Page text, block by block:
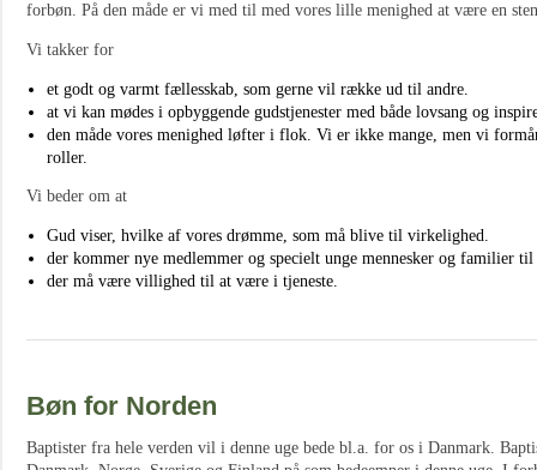
forbøn. På den måde er vi med til med vores lille menighed at være en
Vi takker for
et godt og varmt fællesskab, som gerne vil række ud til andre.
at vi kan mødes i opbyggende gudstjenester med både lovsang og
den måde vores menighed løfter i flok. Vi er ikke mange, men vi
roller.
Vi beder om at
Gud viser, hvilke af vores drømme, som må blive til virkelighed.
der kommer nye medlemmer og specielt unge mennesker og familier til
der må være villighed til at være i tjeneste.
Bøn for Norden
Baptister fra hele verden vil i denne uge bede bl.a. for os i Danmark.